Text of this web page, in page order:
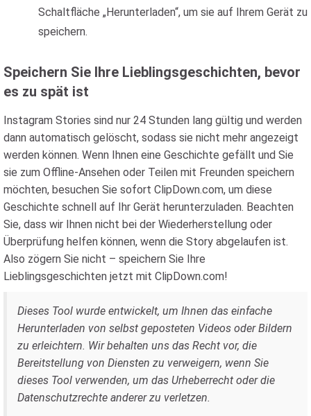
Schaltfläche „Herunterladen“, um sie auf Ihrem Gerät zu
speichern.
Speichern Sie Ihre Lieblingsgeschichten, bevor
es zu spät ist
Instagram Stories sind nur 24 Stunden lang gültig und werden
dann automatisch gelöscht, sodass sie nicht mehr angezeigt
werden können. Wenn Ihnen eine Geschichte gefällt und Sie
sie zum Offline-Ansehen oder Teilen mit Freunden speichern
möchten, besuchen Sie sofort ClipDown.com, um diese
Geschichte schnell auf Ihr Gerät herunterzuladen. Beachten
Sie, dass wir Ihnen nicht bei der Wiederherstellung oder
Überprüfung helfen können, wenn die Story abgelaufen ist.
Also zögern Sie nicht – speichern Sie Ihre
Lieblingsgeschichten jetzt mit ClipDown.com!
Dieses Tool wurde entwickelt, um Ihnen das einfache
Herunterladen von selbst geposteten Videos oder Bildern
zu erleichtern. Wir behalten uns das Recht vor, die
Bereitstellung von Diensten zu verweigern, wenn Sie
dieses Tool verwenden, um das Urheberrecht oder die
Datenschutzrechte anderer zu verletzen.